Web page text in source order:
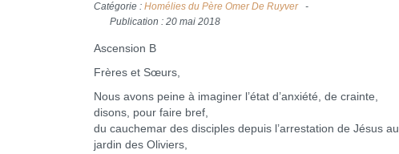
Catégorie : Homélies du Père Omer De Ruyver
Publication : 20 mai 2018
Ascension B
Frères et Sœurs,
Nous avons peine à imaginer l’état d’anxiété, de crainte,
disons, pour faire bref,
du cauchemar des disciples depuis l’arrestation de Jésus au
jardin des Oliviers,